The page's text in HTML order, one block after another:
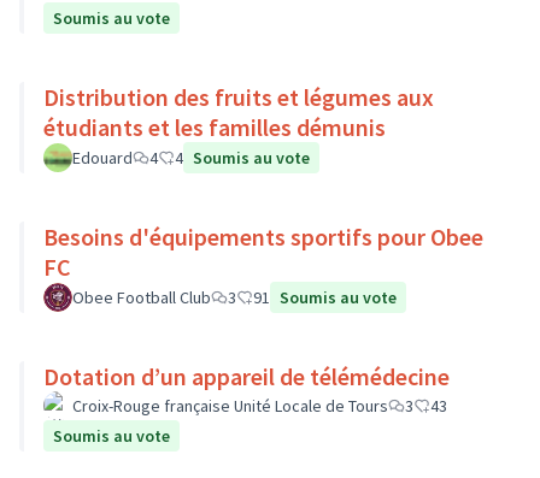
Soumis au vote
Distribution des fruits et légumes aux
étudiants et les familles démunis
Edouard 4 4 Soumis au vote
Besoins d'équipements sportifs pour Obee
FC
Obee Football Club 3 91 Soumis au vote
Dotation d’un appareil de télémédecine
Croix-Rouge française Unité Locale de Tours 3
43
Soumis au vote